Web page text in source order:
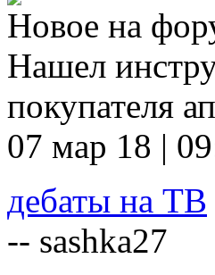
Новое на
Нашел
покупателя
07 мар 18 |
дебаты на ТВ
-- sashka27